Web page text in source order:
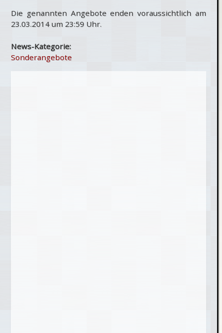
Die genannten Angebote enden voraussichtlich am
23.03.2014 um 23:59 Uhr.
News-Kategorie:
Sonderangebote